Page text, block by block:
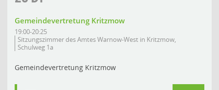
Gemeindevertretung Kritzmow
19:00-20:25
Sitzungszimmer des Amtes Warnow-West in Kritzmow,
Schulweg 1a
Gemeindevertretung Kritzmow